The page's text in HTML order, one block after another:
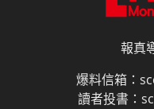
報真
爆料信箱：
讀者投書：